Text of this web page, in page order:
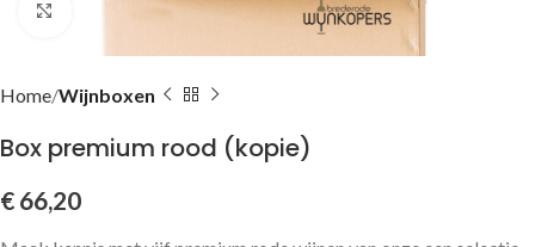
Click to enlarge
Home Wijnboxen
Box premium rood (kopie)
€ 66,20